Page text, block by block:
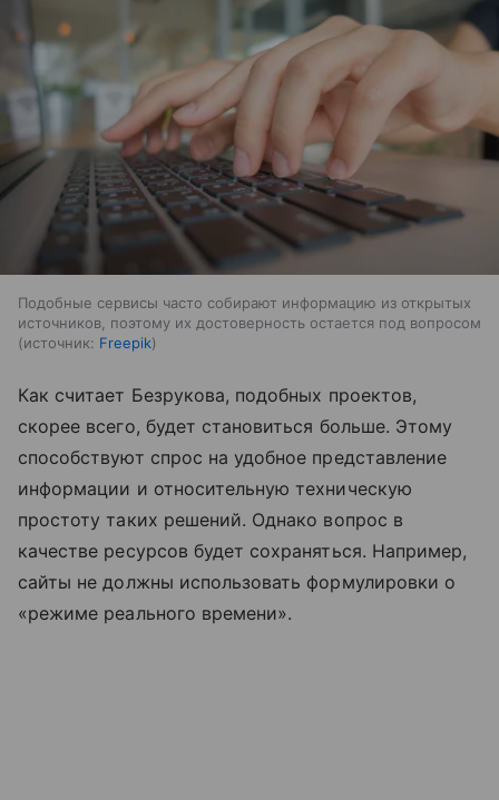
Подобные сервисы часто собирают информацию из открытых
источников, поэтому их достоверность остается под вопросом
источник: Freepik
Как считает Безрукова, подобных проектов,
скорее всего, будет становиться больше. Этому
способствуют спрос на удобное представление
информации и относительную техническую
простоту таких решений. Однако вопрос в
качестве ресурсов будет сохраняться. Например,
сайты не должны использовать формулировки о
«режиме реального времени».